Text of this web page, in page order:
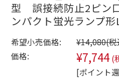
型 誤接続防止2ピ
ンパクト蛍光ランプ
希望小売価格: ¥14,080(
価格:
¥7,744 (
[ポイント